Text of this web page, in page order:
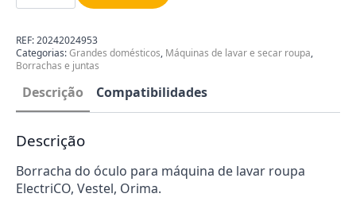
do
20242024953
REF:20242024953
Categorias:Grandes domésticos, Máquinas de lavar e secar roupa,
Borrachas e juntas
Descrição Compatibilidades
Descrição
Borracha do óculo para máquina de lavar roupa
ElectriCO, Vestel, Orima.